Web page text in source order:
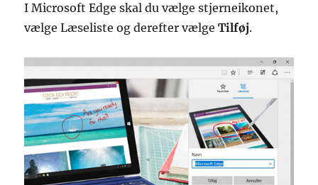
I Microsoft Edge skal du vælge stjerneikonet,
vælge Læseliste og derefter vælgeTilføj.